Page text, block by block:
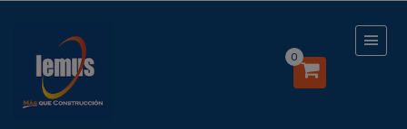
0